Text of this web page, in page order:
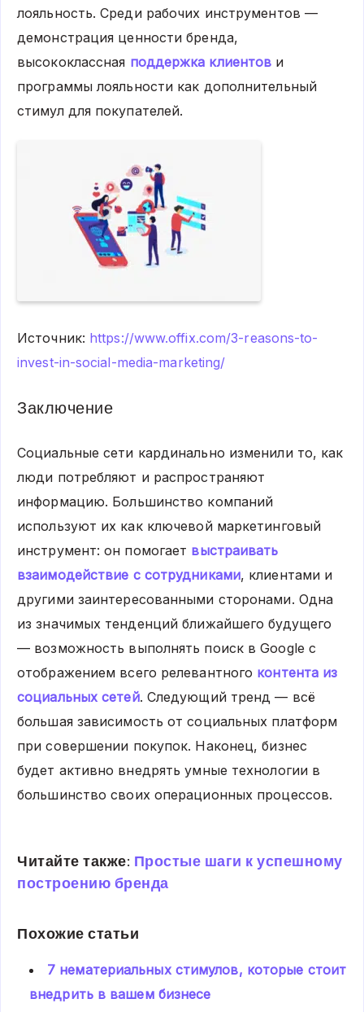
лояльность. Среди рабочих инструментов —
демонстрация ценности бренда,
высококлассная поддержка клиентов и
программы лояльности как дополнительный
стимул для покупателей.
Источник: https://www.offix.com/3-reasons-to-
invest-in-social-media-marketing/
Заключение
Социальные сети кардинально изменили то, как
люди потребляют и распространяют
информацию. Большинство компаний
используют их как ключевой маркетинговый
инструмент: он помогает выстраивать
взаимодействие с сотрудниками, клиентами и
другими заинтересованными сторонами. Одна
из значимых тенденций ближайшего будущего
— возможность выполнять поиск в Google с
отображением всего релевантного контента из
социальных сетей. Следующий тренд — всё
большая зависимость от социальных платформ
при совершении покупок. Наконец, бизнес
будет активно внедрять умные технологии в
большинство своих операционных процессов.
Читайте также: Простые шаги к успешному
построению бренда
Похожие статьи
7 нематериальных стимулов, которые стоит
внедрить в вашем бизнесе